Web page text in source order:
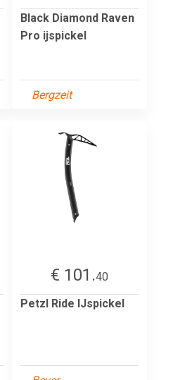
Black Diamond Raven
Pro ijspickel
Bergzeit
€ 101.40
Petzl Ride IJspickel